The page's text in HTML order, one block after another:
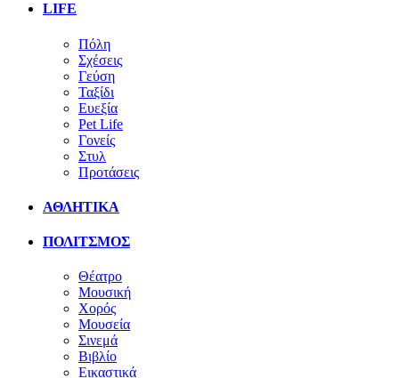
LIFE
Πόλη
Σχέσεις
Γεύση
Ταξίδι
Ευεξία
Pet Life
Γονείς
Στυλ
Προτάσεις
ΑΘΛΗΤΙΚΑ
ΠΟΛΙΤΣΜΟΣ
Θέατρο
Μουσική
Χορός
Μουσεία
Σινεμά
Βιβλίο
Εικαστικά